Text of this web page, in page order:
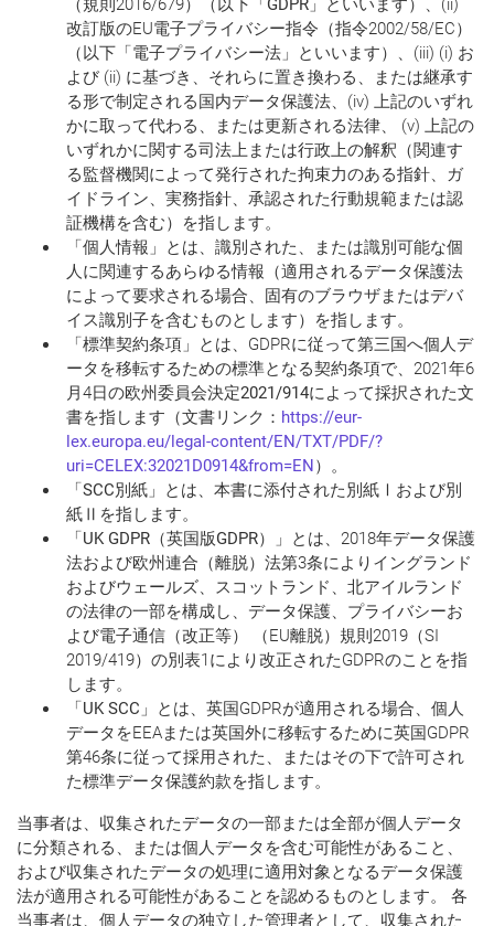
（規則2016/679）（以下「GDPR 」といいます）、(ii)
改訂版のEU電子プライバシー指令（指令2002/58/EC）
（以下「電子プライバシー法 」といいます）、(iii) (i) お
よび (ii) に基づき、それらに置き換わる、または継承す
る形で制定される国内データ保護法、(iv) 上記のいずれ
かに取って代わる、または更新される法律、 (v) 上記の
いずれかに関する司法上または行政上の解釈（関連す
る監督機関によって発行された拘束力のある指針、ガ
イドライン、実務指針、承認された行動規範または認
証機構を含む）を指します。
「個人情報 」とは、識別された、または識別可能な個
人に関連するあらゆる情報（適用されるデータ保護法
によって要求される場合、固有のブラウザまたはデバ
イス識別子を含むものとします）を指します。
「標準契約条項 」とは、GDPRに従って第三国へ個人デ
ータを移転するための標準となる契約条項で、2021年6
月4日の欧州委員会決定2021/914によって採択された文
書を指します（文書リンク： https://eur-
lex.europa.eu/legal-content/EN/TXT/PDF/?
uri=CELEX:32021D0914&from=EN）。
「SCC別紙 」とは、本書に添付された別紙Ⅰおよび別
紙Ⅱを指します。
「UK GDPR（英国版GDPR）
」とは、2018年データ保護
法および欧州連合（離脱）法第3条によりイングランド
およびウェールズ、スコットランド、北アイルランド
の法律の一部を構成し、データ保護、プライバシーお
よび電子通信（改正等） （EU離脱）規則2019（SI
2019/419）の別表1により改正されたGDPRのことを指
します。
「UK SCC 」とは、英国GDPRが適用される場合、個人
データをEEAまたは英国外に移転するために英国GDPR
第46条に従って採用された、またはその下で許可され
た標準データ保護約款を指します。
当事者は、収集されたデータの一部または全部が個人データ
に分類される、または個人データを含む可能性があること、
および収集されたデータの処理に適用対象となるデータ保護
法が適用される可能性があることを認めるものとします。 各
当事者は、個人データの独立した管理者として、収集された